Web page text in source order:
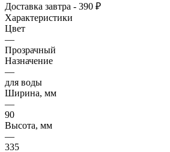
Доставка завтра - 390 ₽
Характеристики
Цвет
—
Прозрачный
Назначение
—
для воды
Ширина, мм
—
90
Высота, мм
—
335